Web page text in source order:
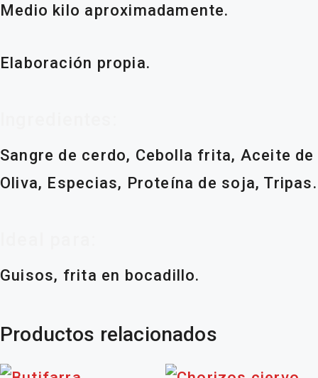
Medio kilo aproximadamente.
Elaboración propia.
Sangre de cerdo, Cebolla frita, Aceite de
Oliva, Especias, Proteína de soja, Tripas.
Guisos, frita en bocadillo.
Productos relacionados